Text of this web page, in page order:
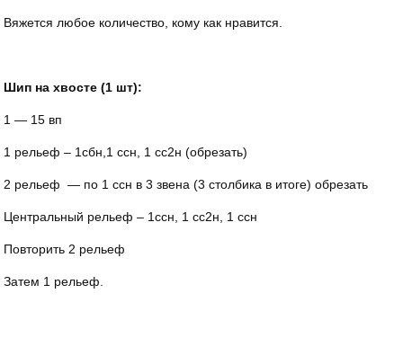
Вяжется любое количество, кому как нравится.
Шип на хвосте (1 шт):
1 — 15 вп
1 рельеф – 1сбн,1 ссн, 1 сс2н (обрезать)
2 рельеф — по 1 ссн в 3 звена (3 столбика в итоге) обрезать
Центральный рельеф – 1ссн, 1 сс2н, 1 ссн
Повторить 2 рельеф
Затем 1 рельеф.